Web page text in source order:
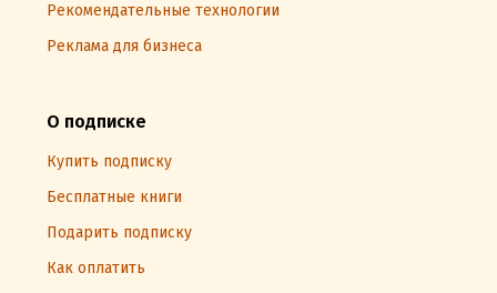
Рекомендательные технологии
Реклама для бизнеса
О подписке
Купить подписку
Бесплатные книги
Подарить подписку
Как оплатить